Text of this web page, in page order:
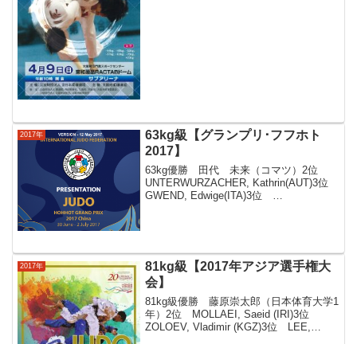
2017年
63kg級【グランプリ･フフホト
2017】
63kg優勝 田代 未来（コマツ）2位
UNTERWURZACHER, Kathrin(AUT)3位
GWEND, Edwige(ITA)3位
2017年
81kg級【2017年アジア選手権大
会】
81kg級優勝 藤原崇太郎（日本体育大学1
年）2位 MOLLAEI, Saeid (IRI)3位
ZOLOEV, Vladimir (KGZ)3位 LEE,